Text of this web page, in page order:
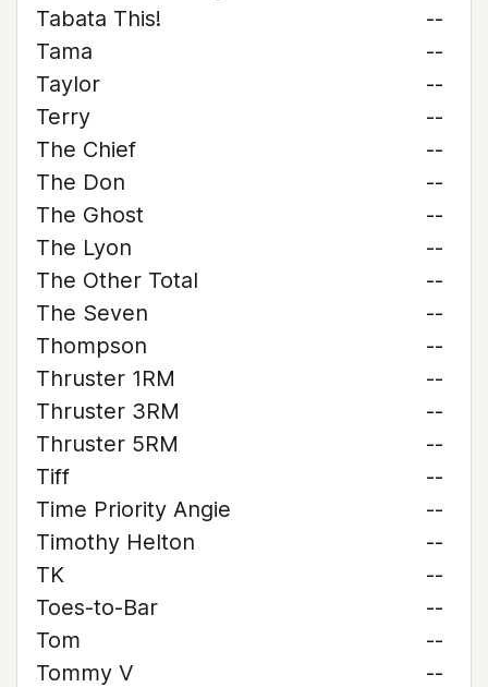
Tabata This!
--
Tama
--
Taylor
--
Terry
--
The Chief
--
The Don
--
The Ghost
--
The Lyon
--
The Other Total
--
The Seven
--
Thompson
--
Thruster 1RM
--
Thruster 3RM
--
Thruster 5RM
--
Tiff
--
Time Priority Angie
--
Timothy Helton
--
TK
--
Toes-to-Bar
--
Tom
--
Tommy V
--